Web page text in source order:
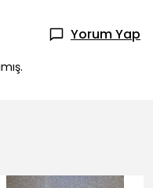
Yorum Yap